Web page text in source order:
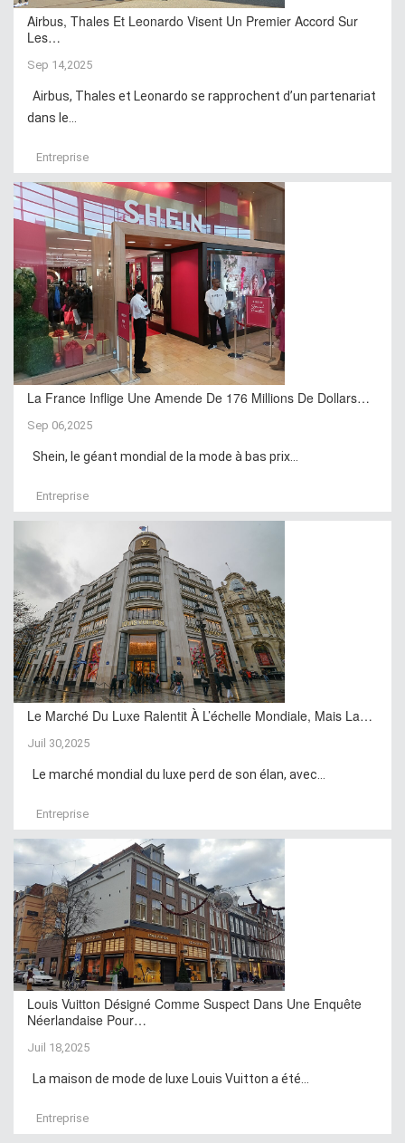
Airbus, Thales Et Leonardo Visent Un Premier Accord Sur
Les…
Sep 14,2025
Airbus, Thales et Leonardo se rapprochent d’un partenariat
dans le...
Entreprise
La France Inflige Une Amende De 176 Millions De Dollars…
Sep 06,2025
Shein, le géant mondial de la mode à bas prix...
Entreprise
Le Marché Du Luxe Ralentit À L’échelle Mondiale, Mais La…
Juil 30,2025
Le marché mondial du luxe perd de son élan, avec...
Entreprise
Louis Vuitton Désigné Comme Suspect Dans Une Enquête
Néerlandaise Pour…
Juil 18,2025
La maison de mode de luxe Louis Vuitton a été...
Entreprise